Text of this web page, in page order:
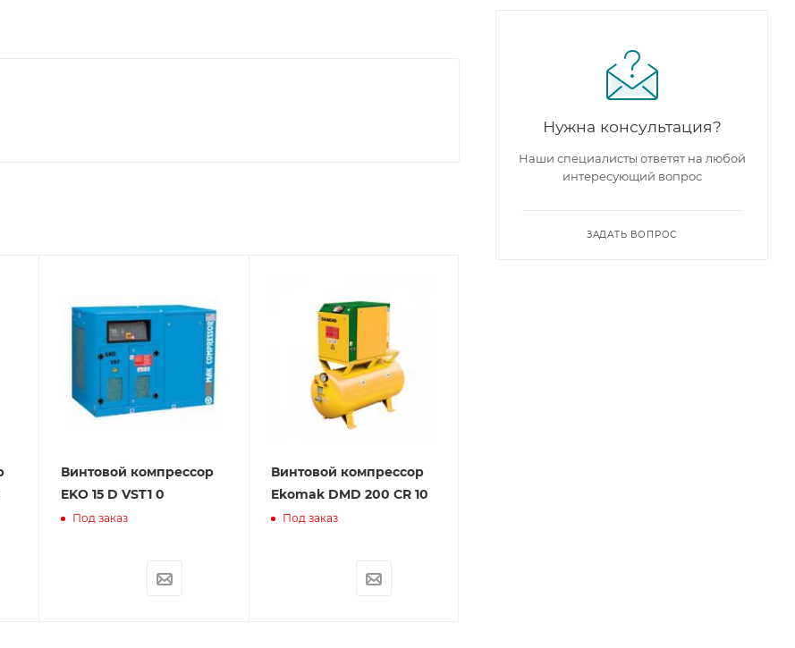
Винтовой компрессор
EKO 15 D VST1 0
Под заказ
Винтовой компрессор
Ekomak DMD 200 CR 10
Под заказ
Нужна консультация?
Наши специалисты ответят на любой
интересующий вопрос
ЗАДАТЬ ВОПРОС